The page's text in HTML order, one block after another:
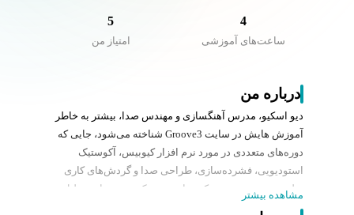
4
ساعت‌های آموزشی
5
امتیاز من
درباره من
دیو اسکیو، مدرس آهنگسازی و مهندس صدا، بیشتر به خاطر
آموزش هایش در سایت Groove3 شناخته می‌شود، جایی که
دوره‌های متعددی در مورد نرم افزار کیوبیس، آکوستیک
استودیویی، فشرده‌سازی، طراحی صدا و گردش‌های کاری
تولید موسیقی تدریس کرده است. سبک تدریس او به دلیل
داشتن وضوح و روشمند و کاربردی بودن بسیار مورد تقدیر
مشاهده بیشتر